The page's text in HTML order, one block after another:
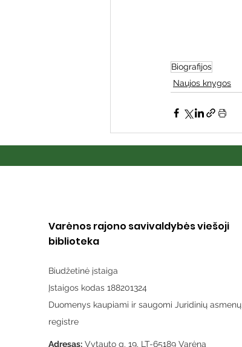
Biografijos
Naujos knygos
Varėnos rajono savivaldybės viešoji
biblioteka
Biudžetinė įstaiga
Įstaigos kodas 188201324
Duomenys kaupiami ir saugomi Juridinių asmenų
registre
Adresas: Vytauto g. 19, LT-65189 Varėna